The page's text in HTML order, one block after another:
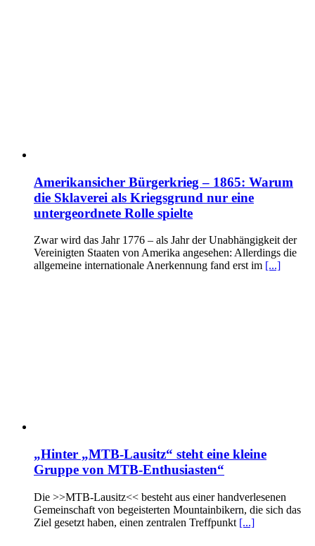
Amerikansicher Bürgerkrieg – 1865: Warum
die Sklaverei als Kriegsgrund nur eine
untergeordnete Rolle spielte
Zwar wird das Jahr 1776 – als Jahr der Unabhängigkeit der
Vereinigten Staaten von Amerika angesehen: Allerdings die
allgemeine internationale Anerkennung fand erst im [...]
„Hinter „MTB-Lausitz“ steht eine kleine
Gruppe von MTB-Enthusiasten“
Die >>MTB-Lausitz<< besteht aus einer handverlesenen
Gemeinschaft von begeisterten Mountainbikern, die sich das
Ziel gesetzt haben, einen zentralen Treffpunkt [...]